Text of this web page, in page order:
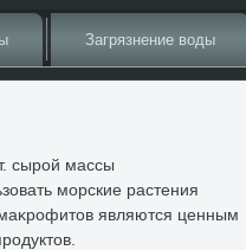
Загрязнение вοды
сырой массы
морские растения
являются ценным